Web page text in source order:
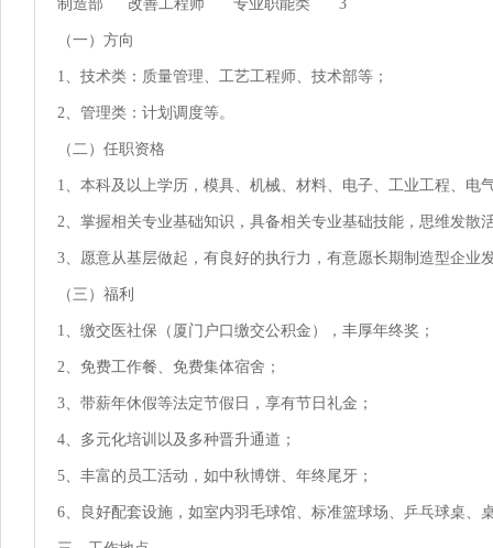
制造部	改善工程师	专业职能类	3
（一）方向
1、技术类：质量管理、工艺工程师、技术部等；
2、管理类：计划调度等。
（二）任职资格
1、本科及以上学历，模具、机械、材料、电子、工业工程、电
2、掌握相关专业基础知识，具备相关专业基础技能，思维发散
3、愿意从基层做起，有良好的执行力，有意愿长期制造型企业
（三）福利
1、缴交医社保（厦门户口缴交公积金），丰厚年终奖；
2、免费工作餐、免费集体宿舍；
3、带薪年休假等法定节假日，享有节日礼金；
4、多元化培训以及多种晋升通道；
5、丰富的员工活动，如中秋博饼、年终尾牙；
6、良好配套设施，如室内羽毛球馆、标准篮球场、乒乓球桌、